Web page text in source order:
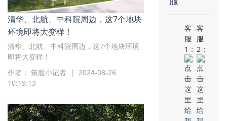
清华、北航、中科院周边，这7个地块
环境即将大变样！
清华、北航、中科院周边，这7个地块环境
即将大变样！
作者： 筑脸小记者 | 2024-08-26
10:19:13
客
服
1：
客
服
2：